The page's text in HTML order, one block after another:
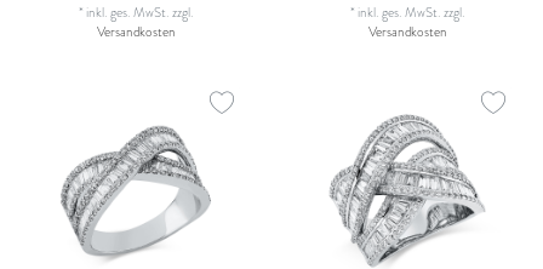
* inkl. ges. MwSt.zzgl.
Versandkosten
* inkl. ges. MwSt.zzgl.
Versandkosten